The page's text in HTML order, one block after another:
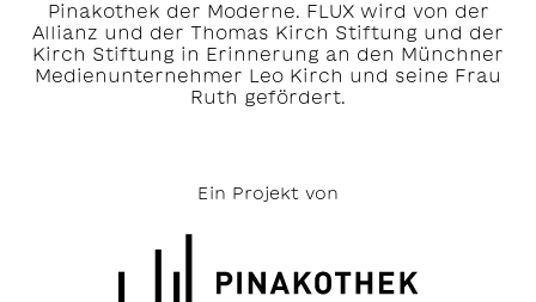
Pinakothek der Moderne. FLUX wird von der
Allianz und der Thomas Kirch Stiftung und der
Kirch Stiftung in Erinnerung an den Münchner
Medienunternehmer Leo Kirch und seine Frau
Ruth gefördert.
Ein Projekt von